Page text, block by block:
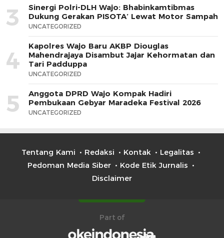
3
Sinergi Polri-DLH Wajo: Bhabinkamtibmas
Dukung Gerakan PISOTA’ Lewat Motor Sampah
UNCATEGORIZED
4
Kapolres Wajo Baru AKBP Diouglas
Mahendrajaya Disambut Jajar Kehormatan dan
Tari Padduppa
UNCATEGORIZED
5
Anggota DPRD Wajo Kompak Hadiri
Pembukaan Gebyar Maradeka Festival 2026
UNCATEGORIZED
Tentang Kami Redaksi Kontak
Legalitas
Pedoman Media Siber
Kode Etik Jurnalis
Disclaimer
Part of